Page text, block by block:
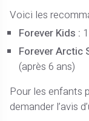
Voici les
Forever Kids :
Forever Arctic
(après 6 ans)
Pour les enfants
demander l’avis